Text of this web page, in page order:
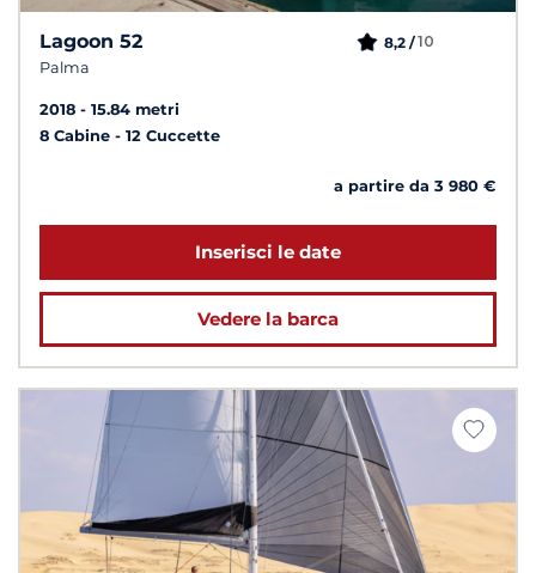
Lagoon 52
Palma
8,2 /10
2018
15.84 metri
8 Cabine
12 Cuccette
a partire da 3 980 €
Inserisci le date
Vedere la barca